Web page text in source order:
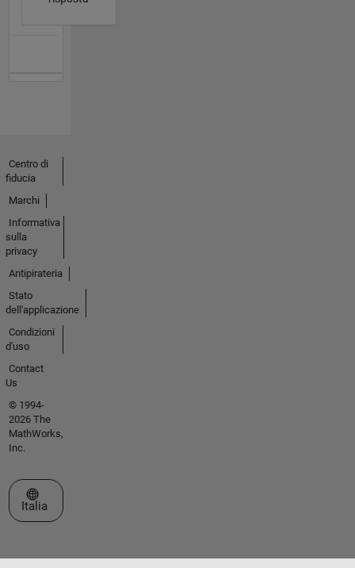
Centro di
fiducia
Marchi
Informativa
sulla
privacy
Antipirateria
Stato
dell'applicazione
Condizioni
d'uso
Contact
Us
© 1994-
2026 The
MathWorks,
Inc.
Seleziona un sito web
Italia